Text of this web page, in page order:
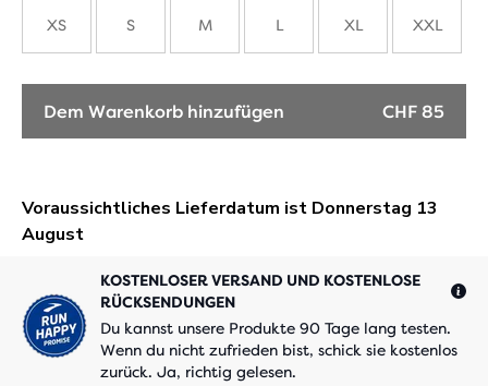
XS S M L XL XXL
Dem Warenkorb hinzufügen CHF 85
KOSTENLOSER VERSAND UND KOSTENLOSE
RÜCKSENDUNGEN
Du kannst unsere Produkte 90 Tage lang testen.
Wenn du nicht zufrieden bist, schick sie kostenlos
zurück. Ja, richtig gelesen.